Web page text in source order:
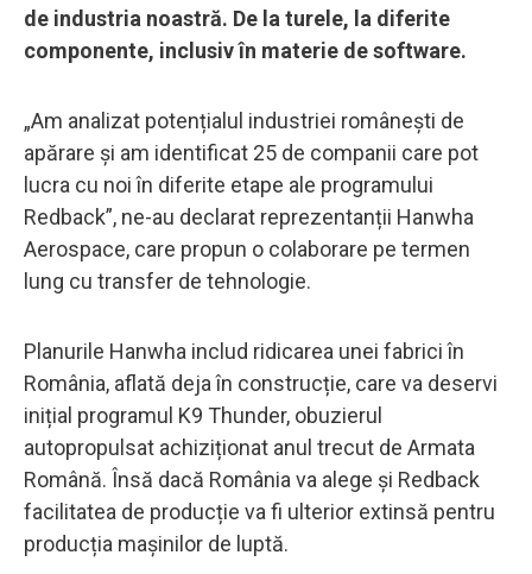
de industria noastră. De la turele, la diferite
componente, inclusiv în materie de software.
„Am analizat potențialul industriei românești de
apărare și am identificat 25 de companii care pot
lucra cu noi în diferite etape ale programului
Redback”, ne-au declarat reprezentanții Hanwha
Aerospace, care propun o colaborare pe termen
lung cu transfer de tehnologie.
Planurile Hanwha includ ridicarea unei fabrici în
România, aflată deja în construcție, care va deservi
inițial programul K9 Thunder, obuzierul
autopropulsat achiziționat anul trecut de Armata
Română. Însă dacă România va alege și Redback
facilitatea de producție va fi ulterior extinsă pentru
producția mașinilor de luptă.